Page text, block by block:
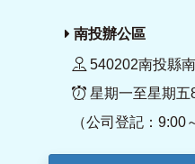
南投辦公區
540202南投縣
星期一至星期五
（公司登記：9:00